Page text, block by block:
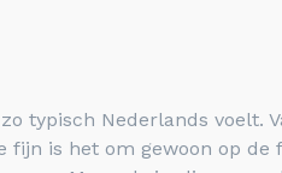
typisch Nederlands voelt.
is het om gewoon op